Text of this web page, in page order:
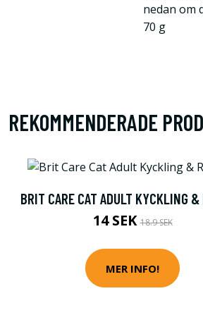
nedan om
70 g
REKOMMENDERADE
BRIT CARE CAT ADULT KYCKLING
14 SEK18.9 SEK
MER INFO!